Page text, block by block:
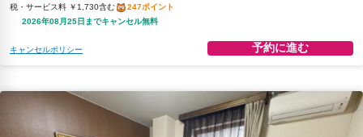
税・サービス料 ￥1,730含む
247ポイント
2026年08月25日までキャンセル無料
キャンセルポリシー 予約に進む